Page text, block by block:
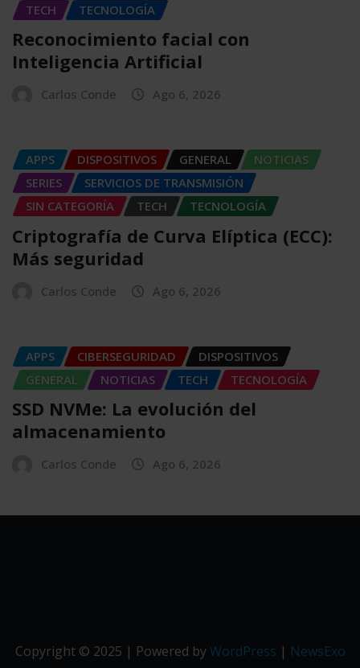
TECH
TECNOLOGÍA
Reconocimiento facial con
Inteligencia Artificial
Carlos Conde Ago 6, 2026
APPS DISPOSITIVOS GENERAL
NOTICIAS
SERIES
SERVICIOS DE TRANSMISIÓN
SIN CATEGORÍA
TECH TECNOLOGÍA
Criptografía de Curva Elíptica (ECC):
Más seguridad
Carlos Conde Ago 6, 2026
APPS CIBERSEGURIDAD
DISPOSITIVOS
GENERAL
NOTICIAS TECH TECNOLOGÍA
SSD NVMe: La evolución del
almacenamiento
Carlos Conde Ago 6, 2026
Copyright © 2025 | Powered byWordPress | NewsExo